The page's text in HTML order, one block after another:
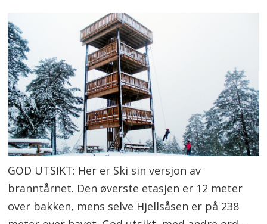
GOD UTSIKT: Her er Ski sin versjon av
branntårnet. Den øverste etasjen er 12 meter
over bakken, mens selve Hjellsåsen er på 238